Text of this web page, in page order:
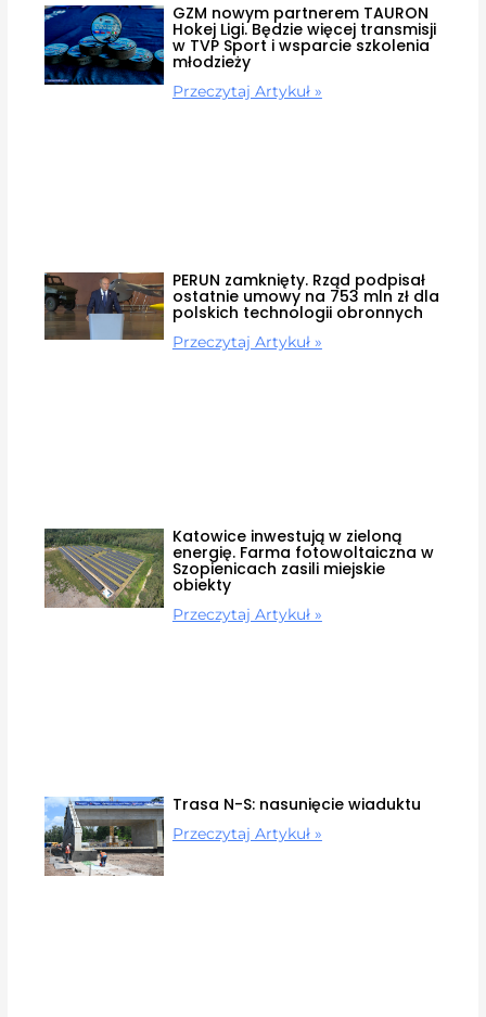
GZM nowym partnerem TAURON
Hokej Ligi. Będzie więcej transmisji
w TVP Sport i wsparcie szkolenia
młodzieży
Przeczytaj Artykuł »
PERUN zamknięty. Rząd podpisał
ostatnie umowy na 753 mln zł dla
polskich technologii obronnych
Przeczytaj Artykuł »
Katowice inwestują w zieloną
energię. Farma fotowoltaiczna w
Szopienicach zasili miejskie
obiekty
Przeczytaj Artykuł »
Trasa N-S: nasunięcie wiaduktu
Przeczytaj Artykuł »